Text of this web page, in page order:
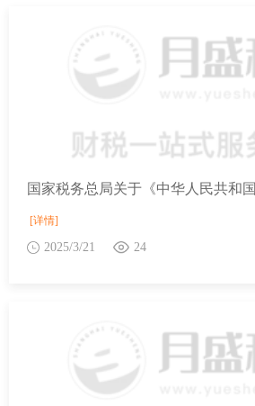
[详情]
2025/3/21 24